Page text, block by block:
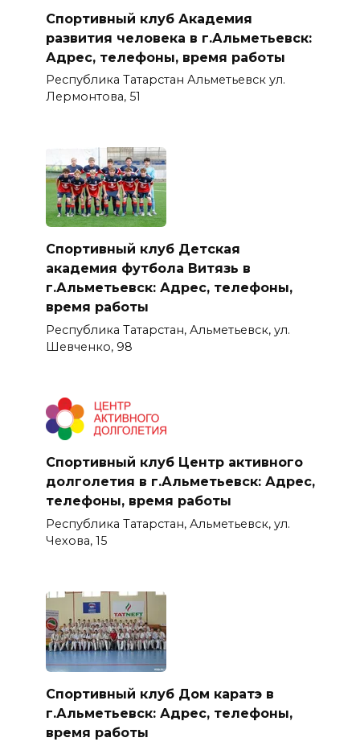
Спортивный клуб Академия
развития человека в г.Альметьевск:
Адрес, телефоны, время работы
Республика Татарстан Альметьевск ул.
Лермонтова, 51
Спортивный клуб Детская
академия футбола Витязь в
г.Альметьевск: Адрес, телефоны,
время работы
Республика Татарстан, Альметьевск, ул.
Шевченко, 98
Спортивный клуб Центр активного
долголетия в г.Альметьевск: Адрес,
телефоны, время работы
Республика Татарстан, Альметьевск, ул.
Чехова, 15
Спортивный клуб Дом каратэ в
г.Альметьевск: Адрес, телефоны,
время работы